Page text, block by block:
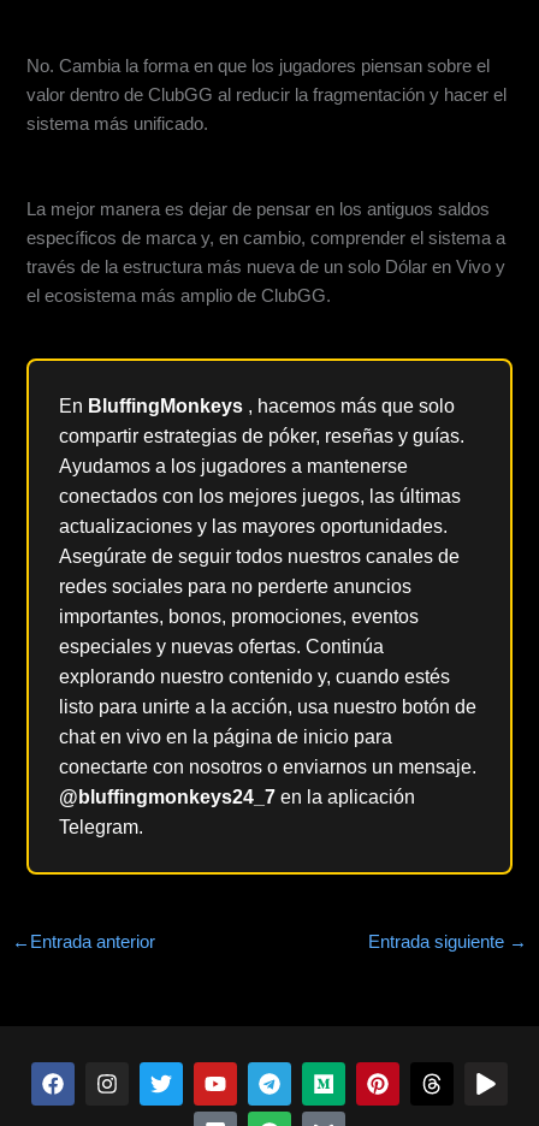
No. Cambia la forma en que los jugadores piensan sobre el
valor dentro de ClubGG al reducir la fragmentación y hacer el
sistema más unificado.
La mejor manera es dejar de pensar en los antiguos saldos
específicos de marca y, en cambio, comprender el sistema a
través de la estructura más nueva de un solo Dólar en Vivo y
el ecosistema más amplio de ClubGG.
En BluffingMonkeys , hacemos más que solo
compartir estrategias de póker, reseñas y guías.
Ayudamos a los jugadores a mantenerse
conectados con los mejores juegos, las últimas
actualizaciones y las mayores oportunidades.
Asegúrate de seguir todos nuestros canales de
redes sociales para no perderte anuncios
importantes, bonos, promociones, eventos
especiales y nuevas ofertas. Continúa
explorando nuestro contenido y, cuando estés
listo para unirte a la acción, usa nuestro botón de
chat en vivo en la página de inicio para
conectarte con nosotros o enviarnos un mensaje.
@bluffingmonkeys24_7en la aplicación
Telegram.
← Entrada anterior Entrada siguiente →
F
a
I
n
T
w
Y
o
u
T
e
l
M
e
d
P
i
H
i
J
u
D
i
s
S
p
o
B
l
u